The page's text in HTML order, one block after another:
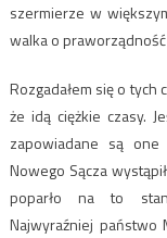
szermierze w
walka o
Rozgadałem się o tych
że idą ciężkie czasy.
zapowiadane są
Nowego Sącza
poparło na to
Najwyraźniej państwo